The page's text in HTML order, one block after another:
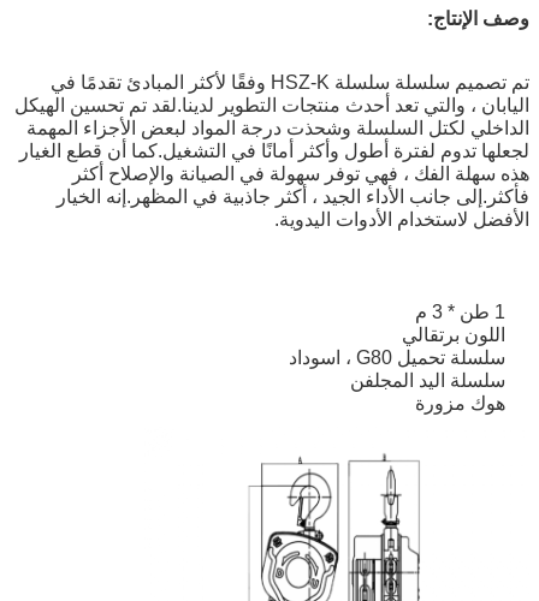
وصف الإنتاج:
تم تصميم سلسلة سلسلة HSZ-K وفقًا لأكثر المبادئ تقدمًا في
اليابان ، والتي تعد أحدث منتجات التطوير لدينا.لقد تم تحسين الهيكل
الداخلي لكتل ​​السلسلة وشحذت درجة المواد لبعض الأجزاء المهمة
لجعلها تدوم لفترة أطول وأكثر أمانًا في التشغيل.كما أن قطع الغيار
هذه سهلة الفك ، فهي توفر سهولة في الصيانة والإصلاح أكثر
فأكثر.إلى جانب الأداء الجيد ، أكثر جاذبية في المظهر.إنه الخيار
الأفضل لاستخدام الأدوات اليدوية.
1 طن * 3 م
اللون برتقالي
سلسلة تحميل G80 ، اسوداد
سلسلة اليد المجلفن
هوك مزورة